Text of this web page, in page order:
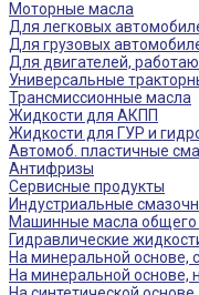
Моторные масла
Для легковых
Для грузовых
Для двигателей,
Универсальные
Трансмиссионные масла
Жидкости для АКПП
Жидкости для ГУР и
Автомоб. пластичные
Антифризы
Сервисные продукты
Индустриальные
Машинные масла общего
Гидравлические
На минеральной основе,
На минеральной основе,